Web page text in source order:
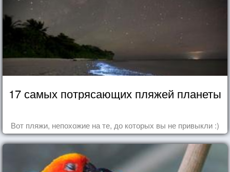
17 самых потрясающих пляжей планеты
Вот пляжи, непохожие на те, до которых вы не привыкли :)